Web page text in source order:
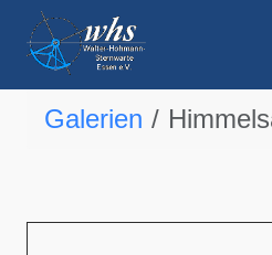
Galerien